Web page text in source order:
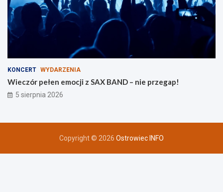
KONCERT WYDARZENIA
Wieczór pełen emocji z SAX BAND – nie przegap!
5 sierpnia 2026
Copyright © 2026 Ostrowiec INFO